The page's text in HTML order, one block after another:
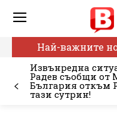
Най-важните
Извънредна
Радев съобщи от
България откъм
тази сутрин!